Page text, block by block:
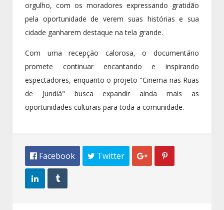
orgulho, com os moradores expressando gratidão
pela oportunidade de verem suas histórias e sua
cidade ganharem destaque na tela grande.
Com uma recepção calorosa, o documentário
promete continuar encantando e inspirando
espectadores, enquanto o projeto "Cinema nas Ruas
de Jundiá" busca expandir ainda mais as
oportunidades culturais para toda a comunidade.
 Facebook  Twitter  
 